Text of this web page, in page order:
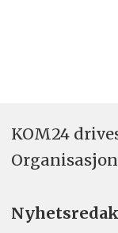
KOM24